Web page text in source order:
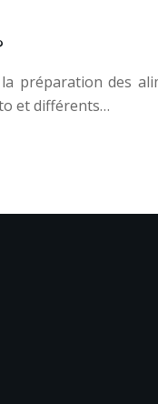
préparation des
et différents…